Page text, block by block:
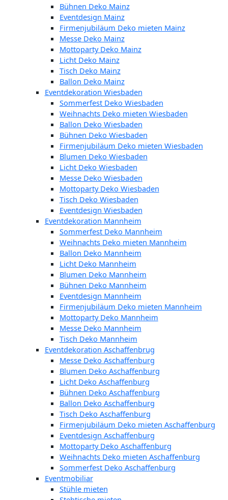
Bühnen Deko Mainz
Eventdesign Mainz
Firmenjubiläum Deko mieten Mainz
Messe Deko Mainz
Mottoparty Deko Mainz
Licht Deko Mainz
Tisch Deko Mainz
Ballon Deko Mainz
Eventdekoration Wiesbaden
Sommerfest Deko Wiesbaden
Weihnachts Deko mieten Wiesbaden
Ballon Deko Wiesbaden
Bühnen Deko Wiesbaden
Firmenjubiläum Deko mieten Wiesbaden
Blumen Deko Wiesbaden
Licht Deko Wiesbaden
Messe Deko Wiesbaden
Mottoparty Deko Wiesbaden
Tisch Deko Wiesbaden
Eventdesign Wiesbaden
Eventdekoration Mannheim
Sommerfest Deko Mannheim
Weihnachts Deko mieten Mannheim
Ballon Deko Mannheim
Licht Deko Mannheim
Blumen Deko Mannheim
Bühnen Deko Mannheim
Eventdesign Mannheim
Firmenjubiläum Deko mieten Mannheim
Mottoparty Deko Mannheim
Messe Deko Mannheim
Tisch Deko Mannheim
Eventdekoration Aschaffenbrug
Messe Deko Aschaffenburg
Blumen Deko Aschaffenburg
Licht Deko Aschaffenburg
Bühnen Deko Aschaffenburg
Ballon Deko Aschaffenburg
Tisch Deko Aschaffenburg
Firmenjubiläum Deko mieten Aschaffenburg
Eventdesign Aschaffenburg
Mottoparty Deko Aschaffenburg
Weihnachts Deko mieten Aschaffenburg
Sommerfest Deko Aschaffenburg
Eventmobiliar
Stühle mieten